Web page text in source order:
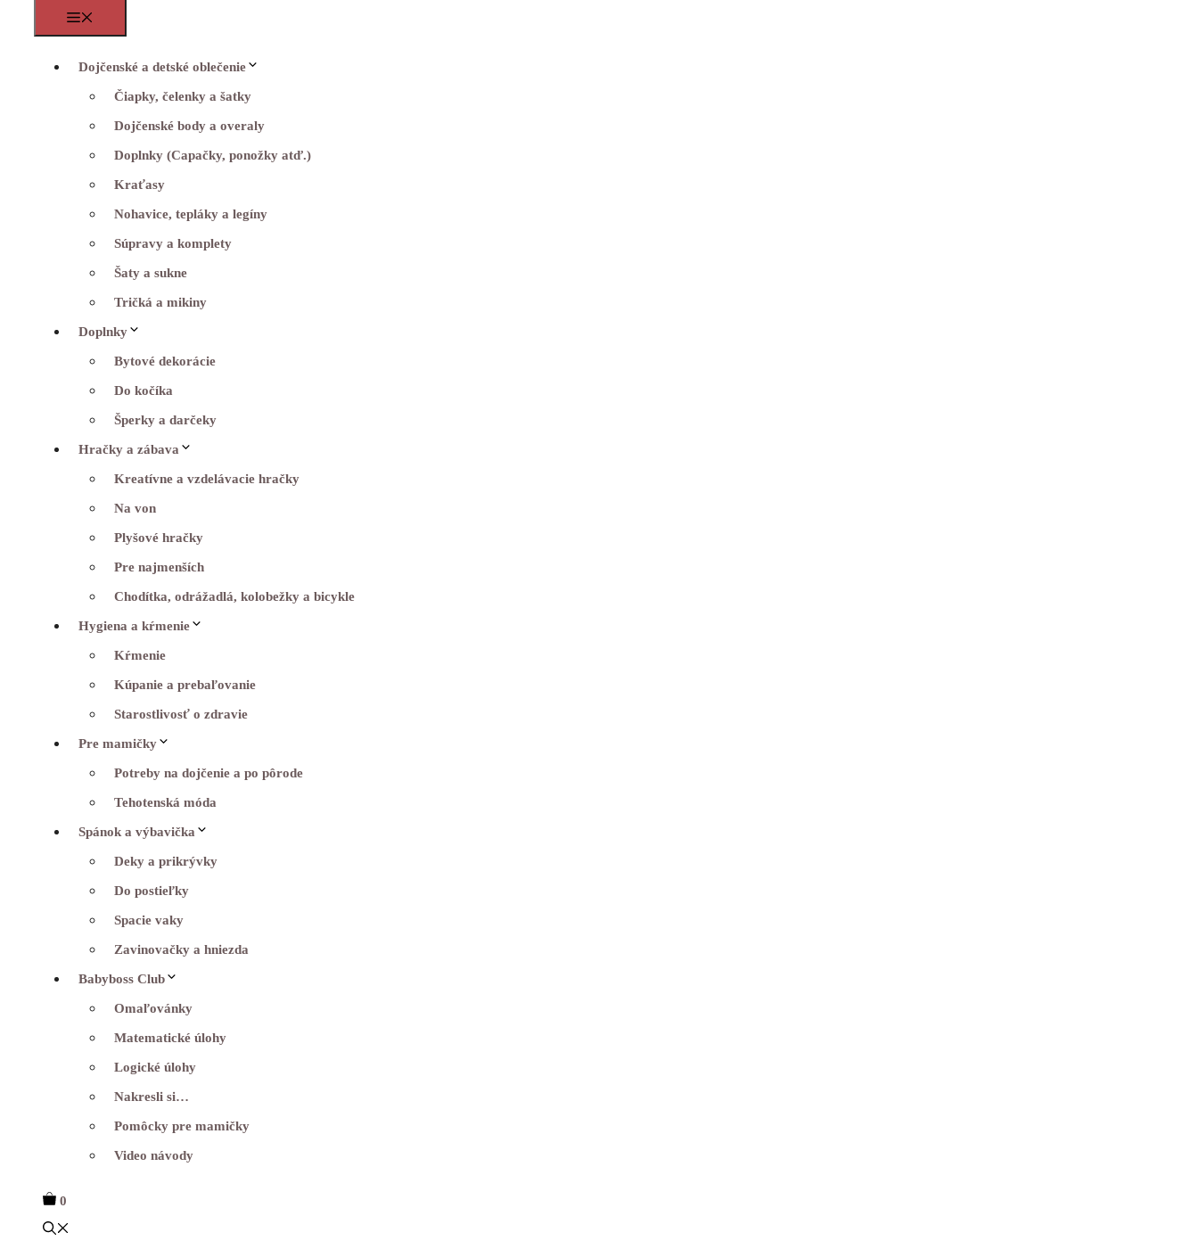
Dojčenské a detské oblečenie
Čiapky, čelenky a šatky
Dojčenské body a overaly
Doplnky (Capačky, ponožky atď.)
Kraťasy
Nohavice, tepláky a legíny
Súpravy a komplety
Šaty a sukne
Tričká a mikiny
Doplnky
Bytové dekorácie
Do kočíka
Šperky a darčeky
Hračky a zábava
Kreatívne a vzdelávacie hračky
Na von
Plyšové hračky
Pre najmenších
Chodítka, odrážadlá, kolobežky a bicykle
Hygiena a kŕmenie
Kŕmenie
Kúpanie a prebaľovanie
Starostlivosť o zdravie
Pre mamičky
Potreby na dojčenie a po pôrode
Tehotenská móda
Spánok a výbavička
Deky a prikrývky
Do postieľky
Spacie vaky
Zavinovačky a hniezda
Babyboss Club
Omaľovánky
Matematické úlohy
Logické úlohy
Nakresli si…
Pomôcky pre mamičky
Video návody
0